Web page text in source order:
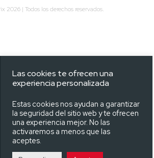
2026 | Todos los derechos reservados.
Las cookies te ofrecen una
experiencia personalizada
Estas cookies nos ayudan a garantizar
la seguridad del sitio web y te ofrecen
una experiencia mejor. No las
activaremos a menos que las
aceptes.